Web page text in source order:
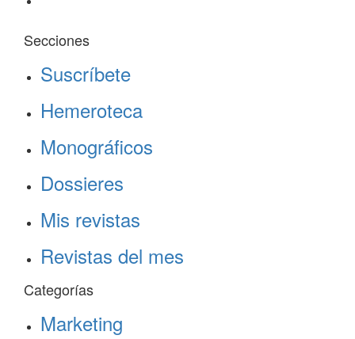
Secciones
Suscríbete
Hemeroteca
Monográficos
Dossieres
Mis revistas
Revistas del mes
Categorías
Marketing